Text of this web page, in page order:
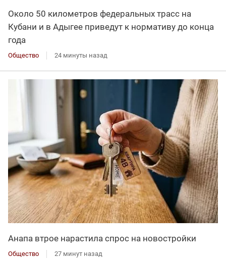
Около 50 километров федеральных трасс на
Кубани и в Адыгее приведут к нормативу до конца
года
Общество 24 минуты назад
Анапа втрое нарастила спрос на новостройки
Общество 27 минут назад